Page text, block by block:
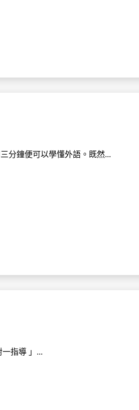
分鐘便可以學懂外語。既然...
指導 」...